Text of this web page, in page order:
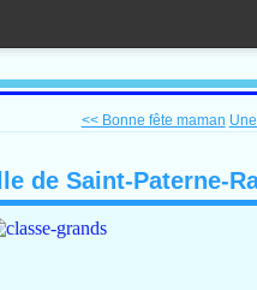
<< Bonne fête maman
de Saint-Paterne-